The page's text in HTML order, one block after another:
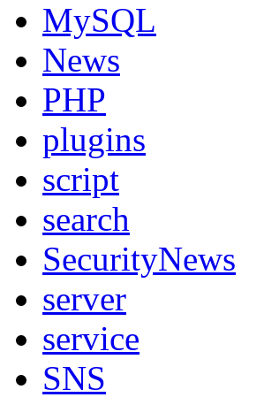
MySQL
News
PHP
plugins
script
search
SecurityNews
server
service
SNS